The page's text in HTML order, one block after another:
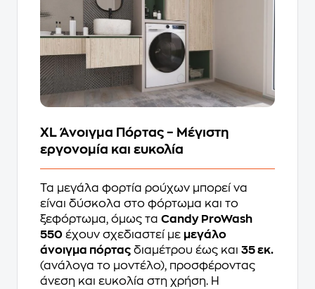
XL Άνοιγμα Πόρτας – Μέγιστη
εργονομία και ευκολία
Τα μεγάλα φορτία ρούχων μπορεί να
είναι δύσκολα στο φόρτωμα και το
ξεφόρτωμα, όμως τα Candy ProWash
550 έχουν σχεδιαστεί με μεγάλο
άνοιγμα πόρτας διαμέτρου έως και 35 εκ.
(ανάλογα το μοντέλο), προσφέροντας
άνεση και ευκολία στη χρήση. Η